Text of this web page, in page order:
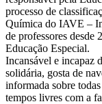
processo de
Química do IAVE –
de professores desde
Educação Especial.
Incansável e incapaz
solidária, gosta de
informada sobre
tempos livres com a